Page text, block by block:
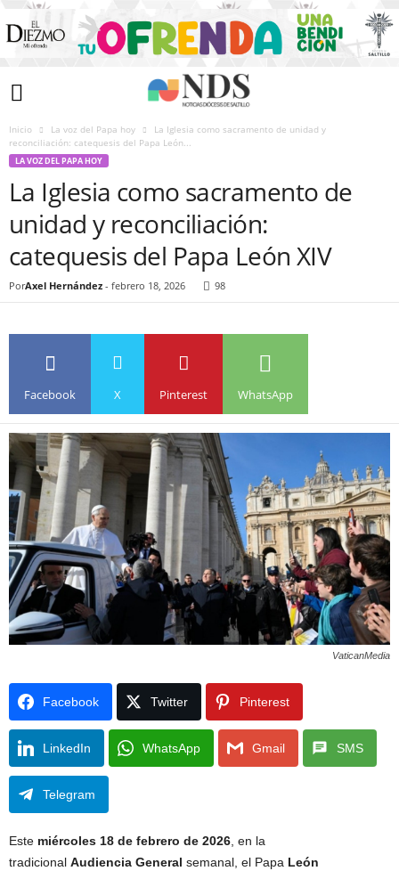
Inicio La voz del Papa hoy
La Iglesia como sacramento de unidad y
reconciliación: catequesis del Papa León...
LA VOZ DEL PAPA HOY
La Iglesia como sacramento de
unidad y reconciliación:
catequesis del Papa León XIV
PorAxel Hernández - febrero 18, 2026 98
Facebook X Pinterest WhatsApp
VaticanMedia
Facebook Twitter Pinterest
LinkedIn WhatsApp Gmail SMS
Telegram
Este miércoles 18 de febrero de 2026 , en la
tradicional Audiencia General semanal, el Papa León